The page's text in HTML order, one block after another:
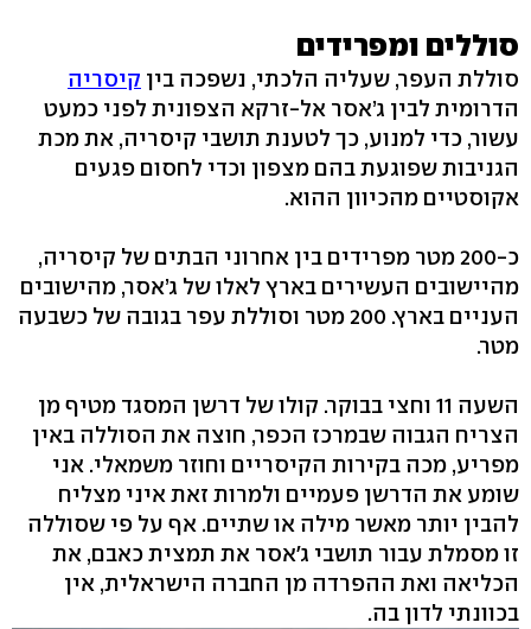
סוללים ומפרידים
סוללת העפר, שעליה הלכתי, נשפכה בין קיסריה
הדרומית לבין ג’אסר אל-זרקא הצפונית לפני כמעט
עשור, כדי למנוע, כך לטענת תושבי קיסריה, את מכת
הגניבות שפוגעת בהם מצפון וכדי לחסום פגעים
אקוסטיים מהכיוון ההוא.
כ-200 מטר מפרידים בין אחרוני הבתים של קיסריה,
מהיישובים העשירים בארץ לאלו של ג’אסר, מהישובים
העניים בארץ. 200 מטר וסוללת עפר בגובה של כשבעה
מטר.
השעה 11 וחצי בבוקר. קולו של דרשן המסגד מטיף מן
הצריח הגבוה שבמרכז הכפר, חוצה את הסוללה באין
מפריע, מכה בקירות הקיסריים וחוזר משמאלי. אני
שומע את הדרשן פעמיים ולמרות זאת איני מצליח
להבין יותר מאשר מילה או שתיים. אף על פי שסוללה
זו מסמלת עבור תושבי ג'אסר את תמצית כאבם, את
הכליאה ואת ההפרדה מן החברה הישראלית, אין
בכוונתי לדון בה.